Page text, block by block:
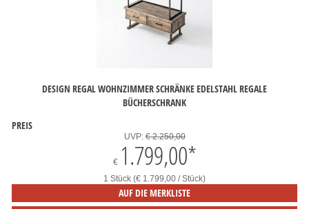
DESIGN REGAL WOHNZIMMER SCHRÄNKE EDELSTAHL REGALE
BÜCHERSCHRANK
PREIS
UVP:€ 2.250,00
€ 1.799,00*
1 Stück (€ 1.799,00 / Stück)
AUF DIE MERKLISTE